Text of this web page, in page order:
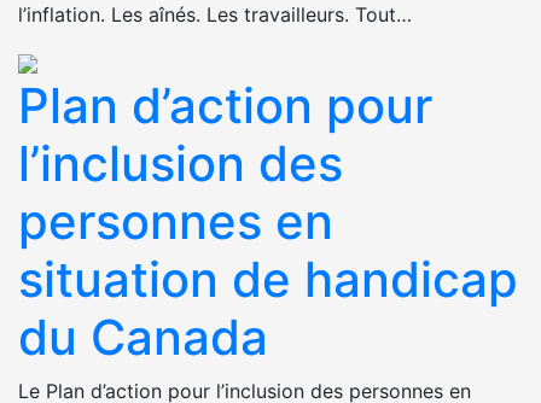
l’inflation. Les aînés. Les travailleurs. Tout…
Plan d’action pour
l’inclusion des
personnes en
situation de handicap
du Canada
Le Plan d’action pour l’inclusion des personnes en